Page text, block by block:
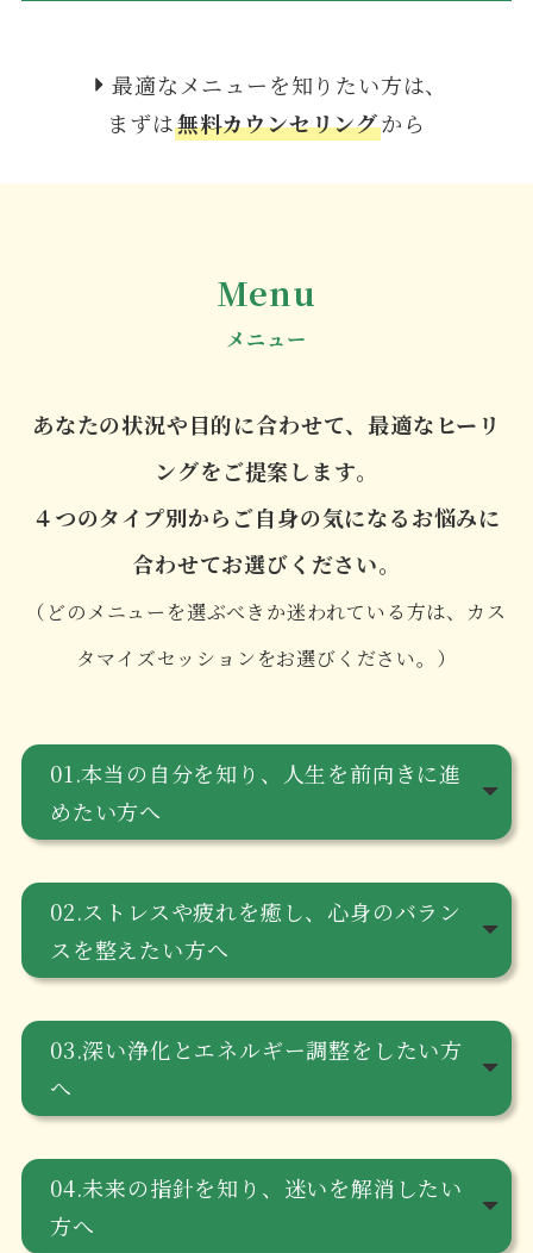
最適なメニューを知りたい方は、
まずは無料カウンセリングから
Menu
メニュー
あなたの状況や目的に合わせて、最適なヒーリ
ングをご提案します。
４つのタイプ別からご自身の気になるお悩みに
合わせてお選びください。
（どのメニューを選ぶべきか迷われている方は、カス
タマイズセッションをお選びください。）
01.本当の自分を知り、人生を前向きに進
めたい方へ
02.ストレスや疲れを癒し、心身のバラン
スを整えたい方へ
03.深い浄化とエネルギー調整をしたい方
へ
04.未来の指針を知り、迷いを解消したい
方へ